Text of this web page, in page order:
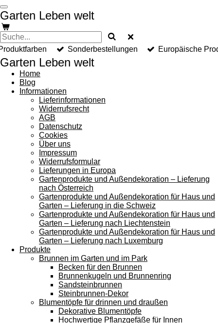
Zum
Hauptinhalt
springen
Garten Leben welt
Sonderbestellungen Europäische
Garten Leben welt
Home
Blog
Informationen
Lieferinformationen
Widerrufsrecht
AGB
Datenschutz
Cookies
Über uns
Impressum
Widerrufsformular
Lieferungen in Europa
Gartenprodukte und Außendekoration – Lieferung
nach Österreich
Gartenprodukte und Außendekoration für Haus und
Garten – Lieferung in die Schweiz
Gartenprodukte und Außendekoration für Haus und
Garten – Lieferung nach Liechtenstein
Gartenprodukte und Außendekoration für Haus und
Garten – Lieferung nach Luxemburg
Produkte
Brunnen im Garten und im Park
Becken für den Brunnen
Brunnenkugeln und Brunnenring
Sandsteinbrunnen
Steinbrunnen-Dekor
Blumentöpfe für drinnen und draußen
Dekorative Blumentöpfe
Hochwertige Pflanzgefäße für Innen